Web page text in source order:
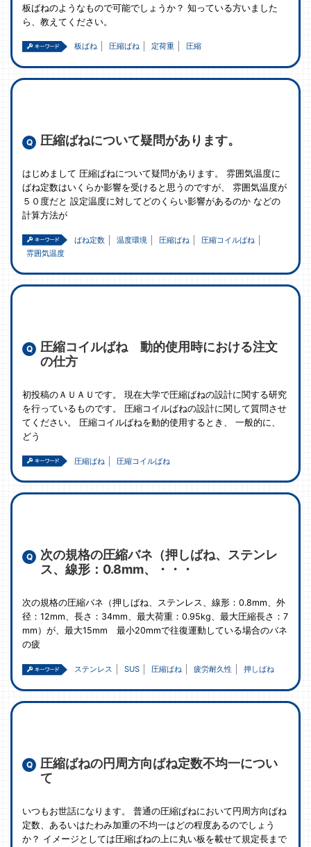
板ばねのようなもので可能でしょうか？ 知っている方いました
ら、教えてください。
板ばね 圧縮ばね 定荷重 圧縮
圧縮ばねについて疑問があります。
はじめまして 圧縮ばねについて疑問があります。 雰囲気温度に
ばね定数はいくらか影響を受けると思うのですが、 雰囲気温度が
５０度だと 設定温度に対してどのくらい影響があるのか などの
計算方法が
ばね定数 温度環境 圧縮ばね
圧縮コイルばね
雰囲気温度
圧縮コイルばね 動的使用時における注文
の仕方
初投稿のＡＵＡＵです。 現在大学で圧縮ばねの設計に関する研究
を行っているものです。 圧縮コイルばねの設計に関して質問させ
てください。 圧縮コイルばねを動的使用するとき、 一般的に、
どう
圧縮ばね 圧縮コイルばね
次の規格の圧縮バネ（押しばね、ステンレ
ス、線形：0.8mm、・・・
次の規格の圧縮バネ（押しばね、ステンレス、線形：0.8mm、外
径：12mm、長さ：34mm、最大荷重：0.95kg、最大圧縮長さ：7
mm）が、最大15mm 最小20mmで往復運動している場合のバネ
の疲
ステンレス SUS 圧縮ばね 疲労耐久性 押しばね
圧縮ばねの円周方向ばね定数不均一につい
て
いつもお世話になります。 普通の圧縮ばねにおいて円周方向ばね
定数、あるいはたわみ加重の不均一はどの程度あるのでしょう
か？ イメージとしては圧縮ばねの上に丸い板を載せて規定長まで